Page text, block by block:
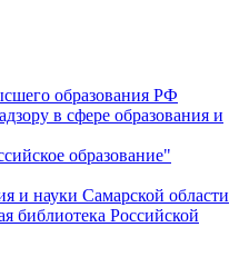
образования РФ
в сфере образования и
образование"
и науки Самарской области
библиотека Российской